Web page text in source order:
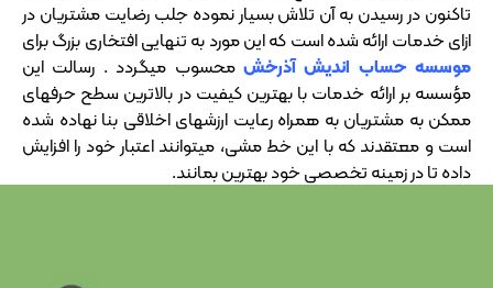
تاکنون در رسیدن به آن تلاش بسیار نموده جلب رضایت مشتریان در
ازای خدمات ارائه شده است که این مورد به تنهایی افتخاری بزرگ برای
موسسه حساب اندیش آذرخش محسوب میگردد . رسالت این
مؤسسه بر ارائه خدمات با بهترین کیفیت در بالاترین سطح حرفهای
ممکن به مشتریان به همراه رعایت ارزشهای اخلاقی بنا نهاده شده
است و معتقدند که با این خط مشی، میتوانند اعتبار خود را افزایش
داده تا در زمینه تخصصی خود بهترین بمانند.